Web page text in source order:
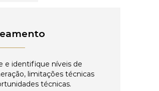
e identifique níveis de
limitações técnicas
técnicas.